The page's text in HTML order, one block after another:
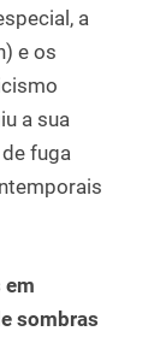
a
e os
a sua
fuga
em
sombras